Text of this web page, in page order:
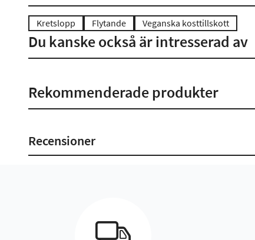
Kretslopp Flytande Veganska kosttillskott
Du kanske också är intresserad av
Rekommenderade produkter
Recensioner